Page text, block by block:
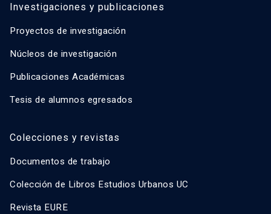
Investigaciones y publicaciones
Proyectos de investigación
Núcleos de investigación
Publicaciones Académicas
Tesis de alumnos egresados
Colecciones y revistas
Documentos de trabajo
Colección de Libros Estudios Urbanos UC
Revista EURE